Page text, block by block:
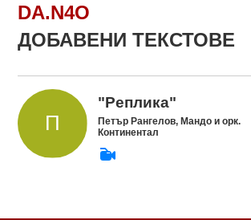
DA.N4O
ДОБАВЕНИ ТЕКСТОВЕ
"Реплика"
Петър Рангелов, Мандо и орк.
Континентал